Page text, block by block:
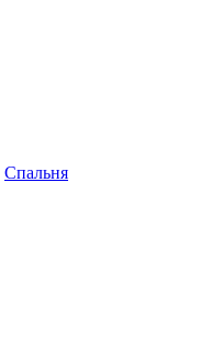
Спальня